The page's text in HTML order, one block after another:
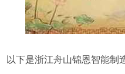
以下是浙江舟山锦恩智能制